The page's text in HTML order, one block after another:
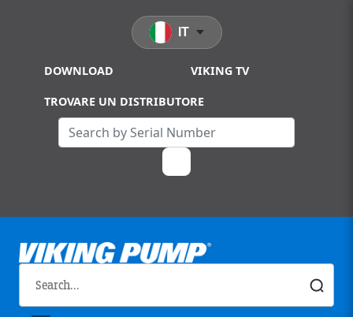
DOWNLOAD VIKING TV
TROVARE UN DISTRIBUTORE
IT